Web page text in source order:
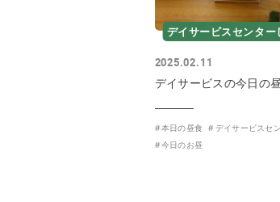
デイサービスセンター
2025.02.11
デイサービスの今日の
本日の昼食
デイサービスセ
今日のお昼